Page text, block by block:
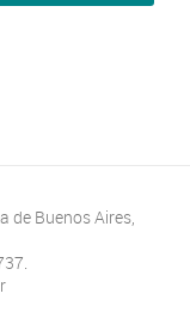
de Buenos Aires,